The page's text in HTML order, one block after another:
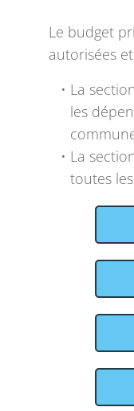
Le budget
autorisées
La
les
La
toutes